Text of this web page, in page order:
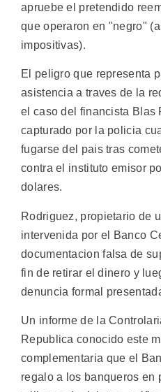
apruebe el pretendido
que operaron en "negro"
impositivas).
El peligro que representa
asistencia a traves de la
el caso del financista Blas
capturado por la policia
fugarse del pais tras
contra el instituto emisor
dolares.
Rodriguez, propietario de
intervenida por el Banco
documentacion falsa de
fin de retirar el dinero y
denuncia formal
Un informe de la
Republica conocido este
complementaria que el
regalo a los banqueros en